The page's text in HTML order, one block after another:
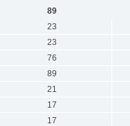
89
23
23
76
89
21
17
17